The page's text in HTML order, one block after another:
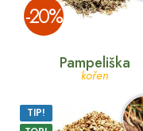
­-20%
Pampeliška
kořen
TIP!